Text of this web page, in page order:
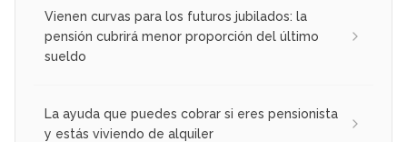
Vienen curvas para los futuros jubilados: la
pensión cubrirá menor proporción del último
sueldo
La ayuda que puedes cobrar si eres pensionista
y estás viviendo de alquiler